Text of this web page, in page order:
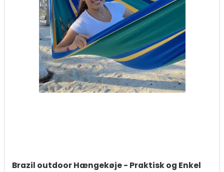
Brazil outdoor Hængekøje - Praktisk og Enkel